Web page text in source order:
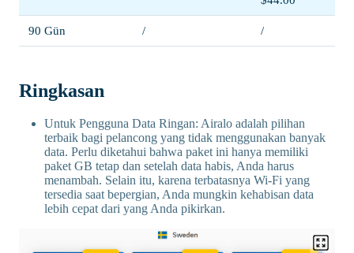
90 Gün / /
Ringkasan
Untuk Pengguna Data Ringan: Airalo adalah pilihan
terbaik bagi pelancong yang tidak menggunakan banyak
data. Perlu diketahui bahwa paket ini hanya memiliki
paket GB tetap dan setelah data habis, Anda harus
menambah. Selain itu, karena terbatasnya Wi-Fi yang
tersedia saat bepergian, Anda mungkin kehabisan data
lebih cepat dari yang Anda pikirkan.